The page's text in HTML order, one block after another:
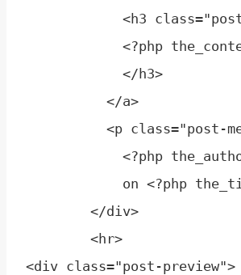
<h3
<?php
            </h3>
          </a>
<p class="post-
<?php
on <?php
        </div>
        <hr>
<div class="post-preview">